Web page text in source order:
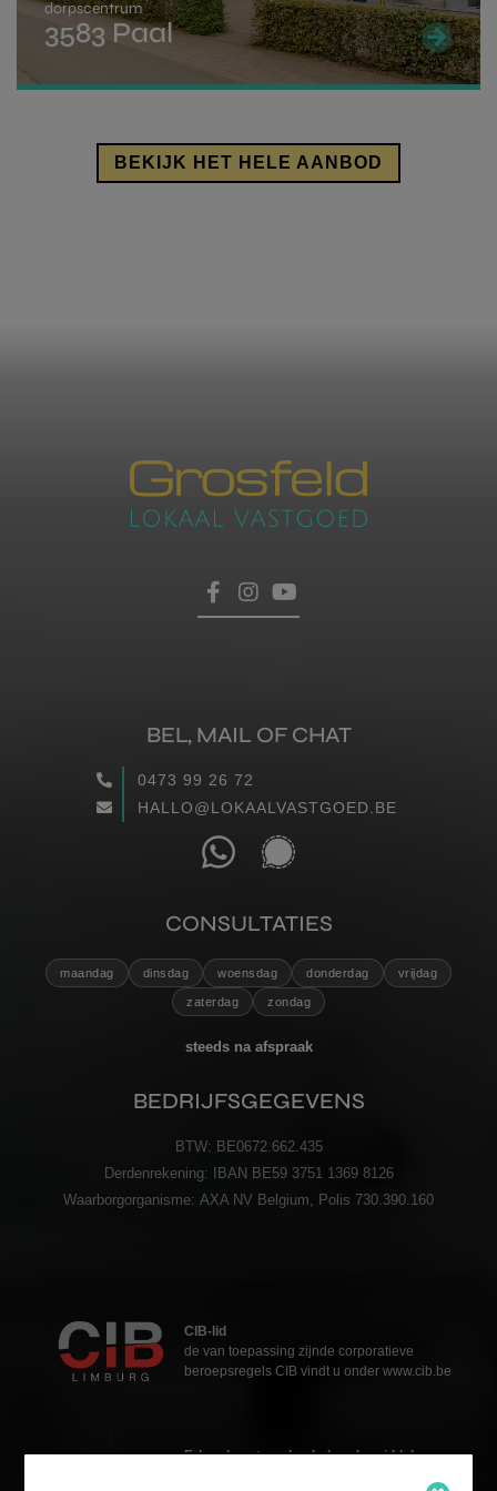
Als je voldoet aan deze voorwaarden kan je
aanspraak maken op een rechtenvermindering
indien de aankoopprijs van je woning niet hoger ligt
Een volledig overzicht kan je vinden op de
dorpscentrum
3583 Paal
BEKIJK HET HELE AANBOD
BEL, MAIL OF CHAT
0473 99 26 72
HALLO@LOKAALVASTGOED.BE
CONSULTATIES
maandag dinsdag woensdag donderdag vrijdag
zaterdag zondag
steeds na afspraak
BEDRIJFSGEGEVENS
BTW: BE0672.662.435
Derdenrekening:
IBAN BE59 3751 1369 8126
Waarborgorganisme: AXA NV Belgium, Polis 730.390.160
CIB-lid
de van toepassing zijnde corporatieve
beroepsregels CIB vindt u onder www.cib.be
Erkend vastgoedmakelaar-bemiddelaar